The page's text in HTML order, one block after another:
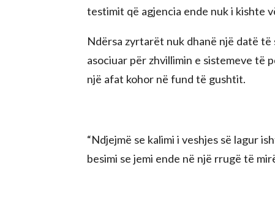
testimit që agjencia ende nuk i kishte
Ndërsa zyrtarët nuk dhanë një datë
asociuar për zhvillimin e sistemeve të
një afat kohor në fund të gushtit.
“Ndjejmë se kalimi i veshjes së lagur
besimi se jemi ende në një rrugë të